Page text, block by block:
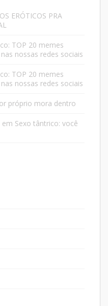
ERÓTICOS PRA
TOP 20 memes
nossas redes sociais
TOP 20 memes
nossas redes sociais
próprio mora dentro
em Sexo tântrico: você